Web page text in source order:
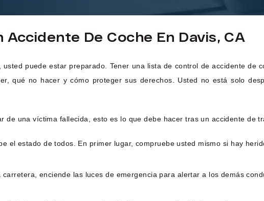
Accidente De Coche En Davis, CA
puede estar preparado. Tener una lista de control de accidente de
qué no hacer y cómo proteger sus derechos. Usted no está solo
de una víctima fallecida, esto es lo que debe hacer tras un accidente de
el estado de todos. En primer lugar, compruebe usted mismo si hay
enciende las luces de emergencia para alertar a los demás